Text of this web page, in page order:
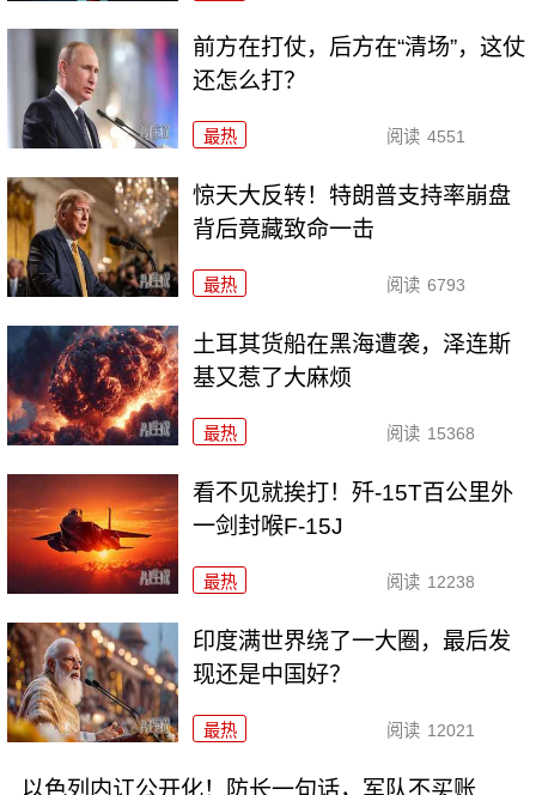
前方在打仗，后方在“清场”，这仗
还怎么打？
最热 阅读 4551
惊天大反转！特朗普支持率崩盘
背后竟藏致命一击
最热 阅读 6793
土耳其货船在黑海遭袭，泽连斯
基又惹了大麻烦
最热 阅读 15368
看不见就挨打！歼-15T百公里外
一剑封喉F-15J
最热 阅读 12238
印度满世界绕了一大圈，最后发
现还是中国好？
最热 阅读 12021
以色列内讧公开化！防长一句话，军队不买账